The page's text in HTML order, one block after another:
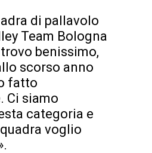
di pallavolo
Team Bologna
benissimo,
scorso anno
fatto
Ci siamo
categoria e
voglio